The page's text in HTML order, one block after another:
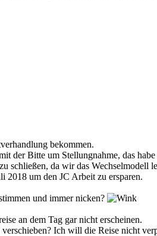
bekommen.
der Bitte um Stellungnahme, das
schließen, da wir das Wechselmodell
2018 um den JC Arbeit zu ersparen.
und immer nicken?
an dem Tag gar nicht erscheinen.
Ich will die Reise nicht